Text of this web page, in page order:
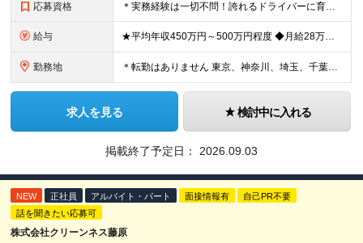
応募資格 ＊実務経験は一切不問！誇れるドライバーに育てます＊ ◆学歴不問 ◆要普通自動車第一種運転免許 ◆守秘義務を守れる方 ※以下の経験が活かせます ・ホスピタリティ・マナーを大事に人と接する仕事の経験
給与 ★平均年収450万円～500万円程度 ◆月給28万円～＋賞与2回＋交通費全額支給＋役職手当 ※試用期間2カ月あり（期間中の雇用形態、待遇に差異はありません） ※月給には月20時間分のみなし残業代3万
勤務地 ＊転勤はありません 東京、神奈川、埼玉、千葉県内での勤務となります ※基本的には直行直帰・配属は通いやすさを考慮します ※U・Iターン歓迎 ※東京勤務メインとなります 【本社】 東京都中央区銀座1
求人を見る 検討中に入れる
掲載終了予定日： 2026.09.03
NEW 正社員 アルバイト・パート 面接情報有
自己PR不要
話を聞きたい応募可
株式会社クリーンネス藤原